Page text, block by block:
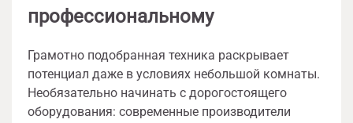
профессиональному
Грамотно подобранная техника раскрывает
потенциал даже в условиях небольшой комнаты.
Необязательно начинать с дорогостоящего
оборудования: современные производители